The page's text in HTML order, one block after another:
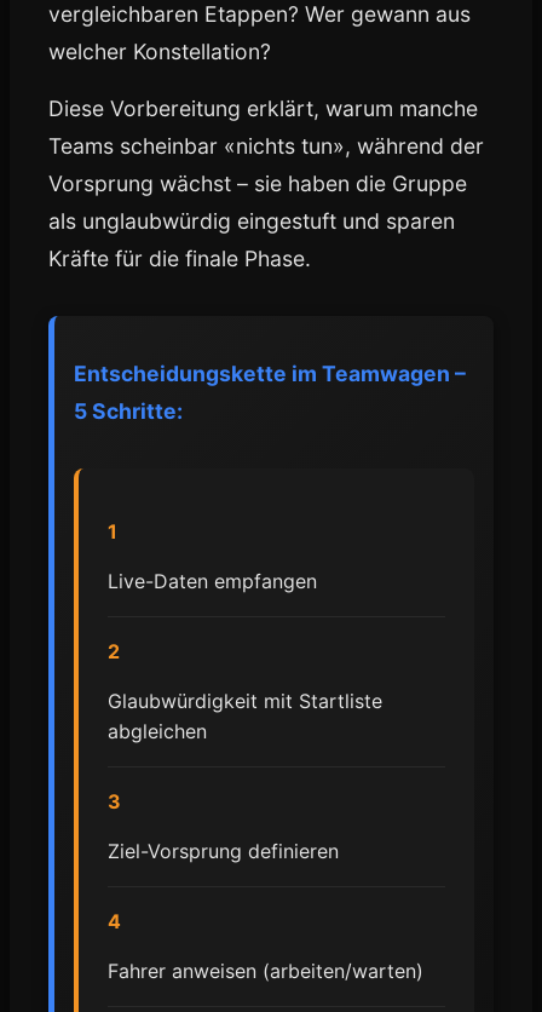
vergleichbaren Etappen? Wer gewann aus
welcher Konstellation?
Diese Vorbereitung erklärt, warum manche
Teams scheinbar «nichts tun», während der
Vorsprung wächst – sie haben die Gruppe
als unglaubwürdig eingestuft und sparen
Kräfte für die finale Phase.
Entscheidungskette im Teamwagen –
5 Schritte:
1
Live-Daten empfangen
2
Glaubwürdigkeit mit Startliste
abgleichen
3
Ziel-Vorsprung definieren
4
Fahrer anweisen (arbeiten/warten)